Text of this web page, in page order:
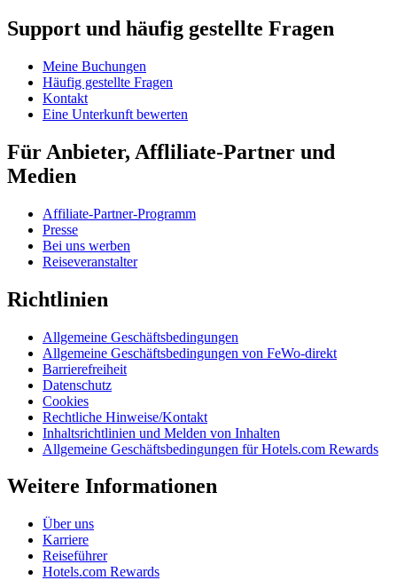
Support und häufig gestellte Fragen
Meine Buchungen
Häufig gestellte Fragen
Kontakt
Eine Unterkunft bewerten
Für Anbieter, Affliliate-Partner und
Medien
Affiliate-Partner-Programm
Presse
Bei uns werben
Reiseveranstalter
Richtlinien
Allgemeine Geschäftsbedingungen
Allgemeine Geschäftsbedingungen von FeWo-direkt
Barrierefreiheit
Datenschutz
Cookies
Rechtliche Hinweise/Kontakt
Inhaltsrichtlinien und Melden von Inhalten
Allgemeine Geschäftsbedingungen für Hotels.com Rewards
Weitere Informationen
Über uns
Karriere
Reiseführer
Hotels.com Rewards